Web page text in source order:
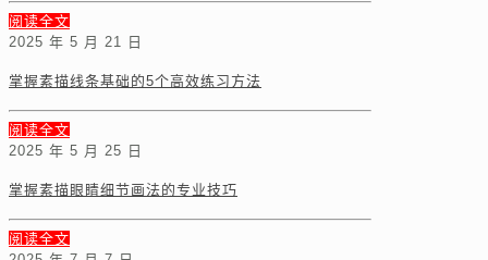
阅读全文
2025 年 5 月 21 日
掌握素描线条基础的5个高效练习方法
阅读全文
2025 年 5 月 25 日
掌握素描眼睛细节画法的专业技巧
阅读全文